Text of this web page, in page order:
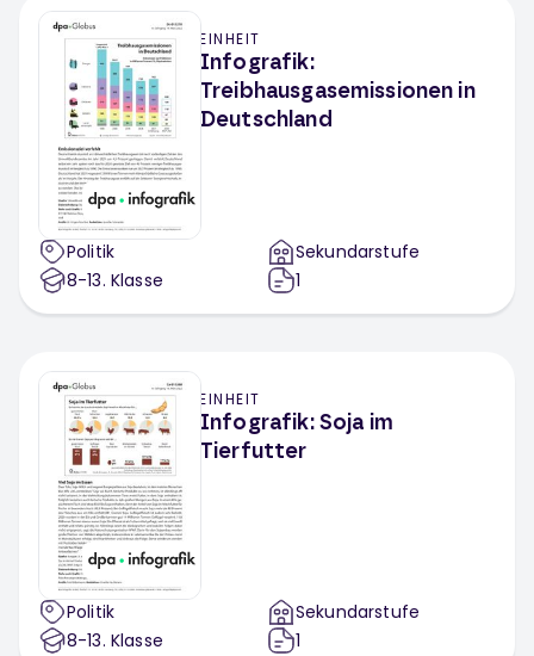
EINHEIT
Infografik:
Treibhausgasemissionen in
Deutschland
Politik
8-13. Klasse
Sekundarstufe
1
EINHEIT
Infografik: Soja im
Tierfutter
Politik
8-13. Klasse
Sekundarstufe
1